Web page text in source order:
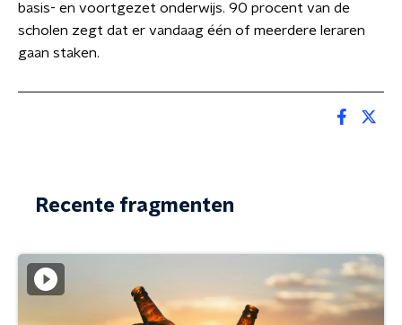
basis- en voortgezet onderwijs. 90 procent van de
scholen zegt dat er vandaag één of meerdere leraren
gaan staken.
Recente fragmenten